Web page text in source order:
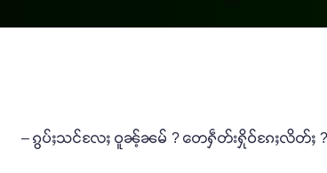
– ၵွပ်ႈသင်လႄႈ ဝူၼ့်ၼမ် ? တေႁဵတ်းႁိုဝ်ၵႄႈလိတ်ႈ ?